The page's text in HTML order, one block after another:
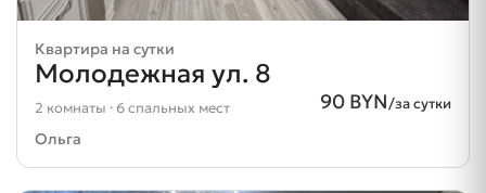
Квартира на сутки
Молодежная ул. 8
90 BYN/за сутки
2 комнаты · 6 спальных мест
Ольга